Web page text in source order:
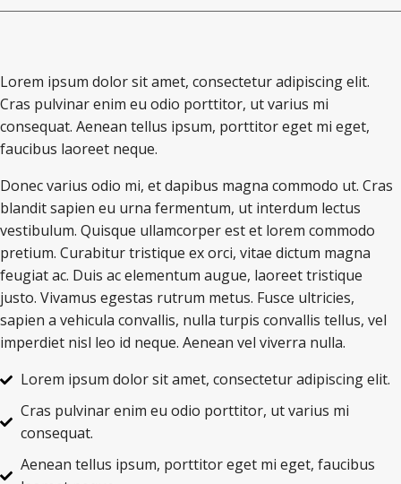
Lorem ipsum dolor sit amet, consectetur adipiscing elit.
Cras pulvinar enim eu odio porttitor, ut varius mi
consequat. Aenean tellus ipsum, porttitor eget mi eget,
faucibus laoreet neque.
Donec varius odio mi, et dapibus magna commodo ut. Cras
blandit sapien eu urna fermentum, ut interdum lectus
vestibulum. Quisque ullamcorper est et lorem commodo
pretium. Curabitur tristique ex orci, vitae dictum magna
feugiat ac. Duis ac elementum augue, laoreet tristique
justo. Vivamus egestas rutrum metus. Fusce ultricies,
sapien a vehicula convallis, nulla turpis convallis tellus, vel
imperdiet nisl leo id neque. Aenean vel viverra nulla.
Lorem ipsum dolor sit amet, consectetur adipiscing elit.
Cras pulvinar enim eu odio porttitor, ut varius mi
consequat.
Aenean tellus ipsum, porttitor eget mi eget, faucibus